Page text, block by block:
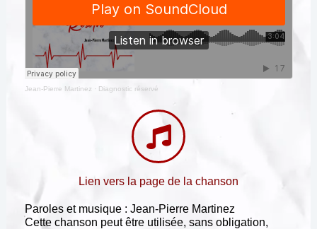
Jean-Pierre Martinez · Diagnostic réservé
Lien vers la page de la chanson
Paroles et musique : Jean-Pierre Martinez
Cette chanson peut être utilisée, sans obligation,